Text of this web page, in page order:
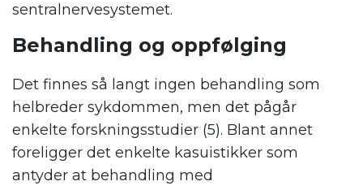
sentralnervesystemet.
Behandling og oppfølging
Det finnes så langt ingen behandling som
helbreder sykdommen, men det pågår
enkelte forskningsstudier (5). Blant annet
foreligger det enkelte kasuistikker som
antyder at behandling med